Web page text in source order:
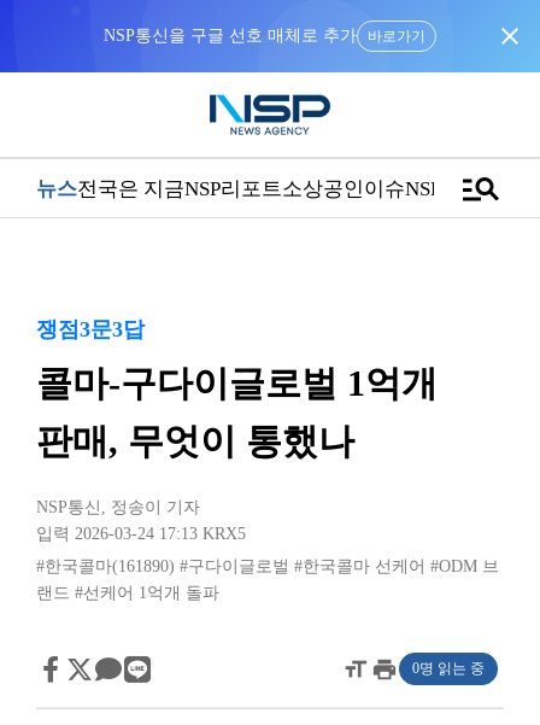
NSP통신을 구글 선호 매체로 추가 바로가기 close
뉴스전국은 지금NSP리포트소상공인이슈NSPTVmanage_search
쟁점3문3답
콜마-구다이글로벌 1억개
판매, 무엇이 통했나
NSP통신 , 정송이 기자
입력 2026-03-24 17:13 KRX5
#한국콜마(161890) #구다이글로벌 #한국콜마 선케어 #ODM 브
랜드 #선케어 1억개 돌파
format_sizeprint 0명 읽는 중